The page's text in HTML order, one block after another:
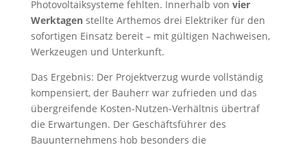
Photovoltaiksysteme fehlten. Innerhalb von vier
Werktagenstellte Arthemos drei Elektriker für den
sofortigen Einsatz bereit – mit gültigen Nachweisen,
Werkzeugen und Unterkunft.
Das Ergebnis: Der Projektverzug wurde vollständig
kompensiert, der Bauherr war zufrieden und das
übergreifende Kosten-Nutzen-Verhältnis übertraf
die Erwartungen. Der Geschäftsführer des
Bauunternehmens hob besonders die